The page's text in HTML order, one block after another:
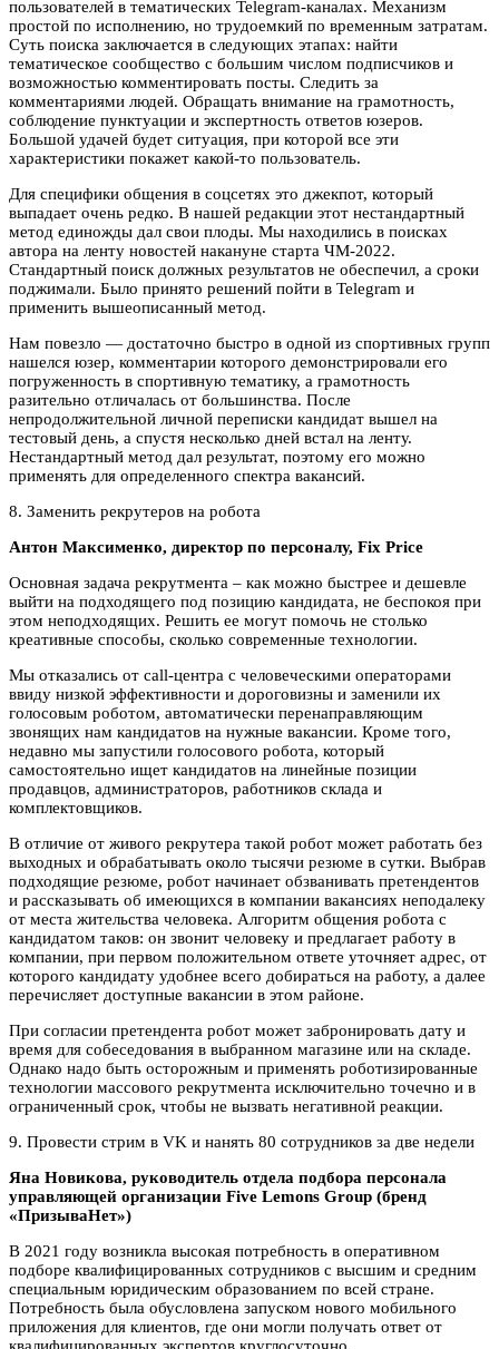
пользователей в тематических Telegram-каналах. Механизм
простой по исполнению, но трудоемкий по временным затратам.
Суть поиска заключается в следующих этапах: найти
тематическое сообщество с большим числом подписчиков и
возможностью комментировать посты. Следить за
комментариями людей. Обращать внимание на грамотность,
соблюдение пунктуации и экспертность ответов юзеров.
Большой удачей будет ситуация, при которой все эти
характеристики покажет какой-то пользователь.
Для специфики общения в соцсетях это джекпот, который
выпадает очень редко. В нашей редакции этот нестандартный
метод единожды дал свои плоды. Мы находились в поисках
автора на ленту новостей накануне старта ЧМ-2022.
Стандартный поиск должных результатов не обеспечил, а сроки
поджимали. Было принято решений пойти в Telegram и
применить вышеописанный метод.
Нам повезло — достаточно быстро в одной из спортивных групп
нашелся юзер, комментарии которого демонстрировали его
погруженность в спортивную тематику, а грамотность
разительно отличалась от большинства. После
непродолжительной личной переписки кандидат вышел на
тестовый день, а спустя несколько дней встал на ленту.
Нестандартный метод дал результат, поэтому его можно
применять для определенного спектра вакансий.
8. Заменить рекрутеров на робота
Антон Максименко, директор по персоналу, Fix Price
Основная задача рекрутмента – как можно быстрее и дешевле
выйти на подходящего под позицию кандидата, не беспокоя при
этом неподходящих. Решить ее могут помочь не столько
креативные способы, сколько современные технологии.
Мы отказались от call-центра с человеческими операторами
ввиду низкой эффективности и дороговизны и заменили их
голосовым роботом, автоматически перенаправляющим
звонящих нам кандидатов на нужные вакансии. Кроме того,
недавно мы запустили голосового робота, который
самостоятельно ищет кандидатов на линейные позиции
продавцов, администраторов, работников склада и
комплектовщиков.
В отличие от живого рекрутера такой робот может работать без
выходных и обрабатывать около тысячи резюме в сутки. Выбрав
подходящие резюме, робот начинает обзванивать претендентов
и рассказывать об имеющихся в компании вакансиях неподалеку
от места жительства человека. Алгоритм общения робота с
кандидатом таков: он звонит человеку и предлагает работу в
компании, при первом положительном ответе уточняет адрес, от
которого кандидату удобнее всего добираться на работу, а далее
перечисляет доступные вакансии в этом районе.
При согласии претендента робот может забронировать дату и
время для собеседования в выбранном магазине или на складе.
Однако надо быть осторожным и применять роботизированные
технологии массового рекрутмента исключительно точечно и в
ограниченный срок, чтобы не вызвать негативной реакции.
9. Провести стрим в VK и нанять 80 сотрудников за две недели
Яна Новикова, руководитель отдела подбора персонала
управляющей организации Five Lemons Group (бренд
«ПризываНет»)
В 2021 году возникла высокая потребность в оперативном
подборе квалифицированных сотрудников с высшим и средним
специальным юридическим образованием по всей стране.
Потребность была обусловлена запуском нового мобильного
приложения для клиентов, где они могли получать ответ от
квалифицированных экспертов круглосуточно.